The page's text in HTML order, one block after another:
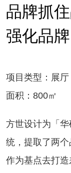
品牌抓
强化品
项目类型：展厅
面积：800㎡
方世设计为「
统，提取了两
作为基点去打造